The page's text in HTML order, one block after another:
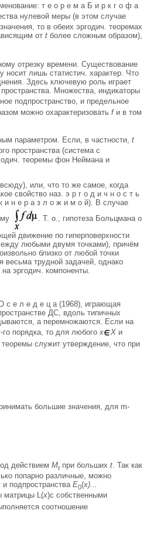
т е о р е м а Б и р к г о ф а
нулевой меры (в этом случае
то в обеих эргодич. теоремах
от t более сложным образом),
отрезку времени. Существование
носит лишь статистич. характер. Что
Здесь ключевую роль играет
Множества, индикаторы
подпространство, и предельное
можно охарактеризовать fи в том
параметром. Если, в частности, t
пространства (система с
теоремы фон Неймана и
или, что то же самое, когда
свойство наз. э р г о д и ч н о с т ь
и н е р а з л о ж и м о й). В случае
. Т. о., гипотеза Больцмана о
движение по гиперповерхности
любыми двумя точками), причём
близко от любой точки
весьма трудной задачей, однако
эргодич. компоненты.
с е л е д е ц а (1968), играющая
ДС, вдоль типичных
а перемножаются. Если на
-гo порядка, то для любого х X и
служит утверждение, что при
большие значения, для m-
действием Mtпри больших t. Так как
попарно различные, можно
подпространства Е0(х)...
матрицы L(х)с собственными
соотношение